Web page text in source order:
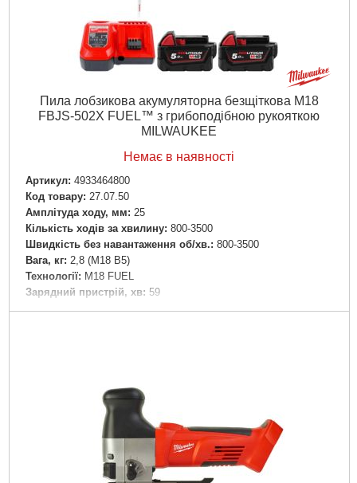
Ні
1 шт
Посібник з експлуатації:
Є
Картонна
Паралельний упор:
Шестигранний ключ: 1 шт
Габарити упаковки: 255x230x95 мм
Пила лобзикова акумуляторна безщіткова M18
FBJS-502X FUEL™ з грибоподібною рукояткою
MILWAUKEE
Немає в наявності
Артикул: 4933464800
Код товару: 27.07.50
Амплітуда ходу, мм: 25
Кількість ходів за хвилину: 800-3500
Швидкість без навантаження об/хв.: 800-3500
Вага, кг: 2,8 (M18 B5)
Технології: M18 FUEL
Зарядний пристрій, хв: 59
Місткість акумулятора, Ач: 5
Безщітковий
Гарантія, місяць.:
Рівень шуму, дБ:
99,65
Джерело живлення: Акумулятор
Докладніше...